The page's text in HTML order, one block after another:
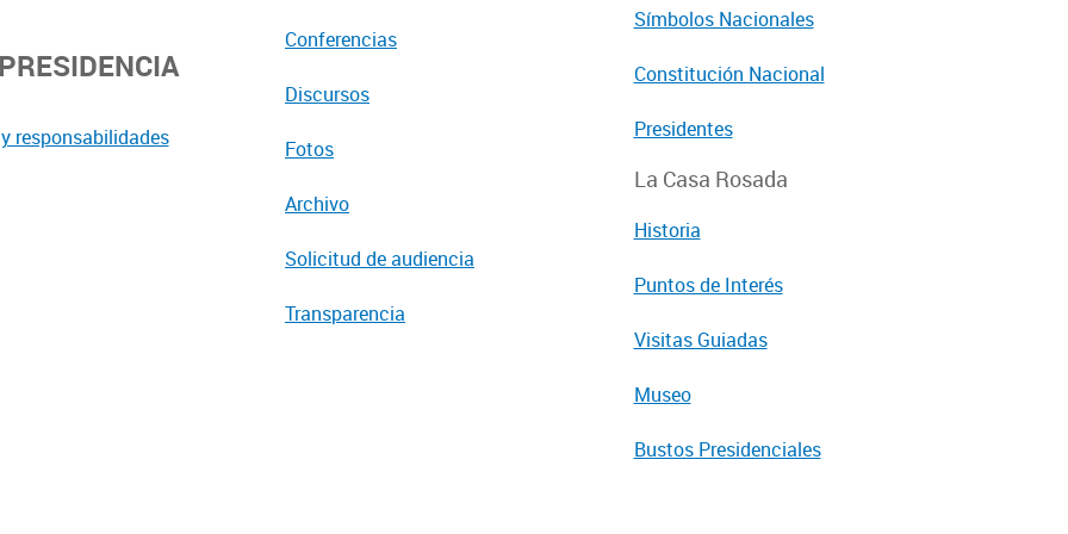
responsabilidades
Conferencias
Discursos
Fotos
Archivo
Solicitud de audiencia
Transparencia
Símbolos Nacionales
Constitución Nacional
Presidentes
La Casa Rosada
Historia
Puntos de Interés
Visitas Guiadas
Museo
Bustos Presidenciales